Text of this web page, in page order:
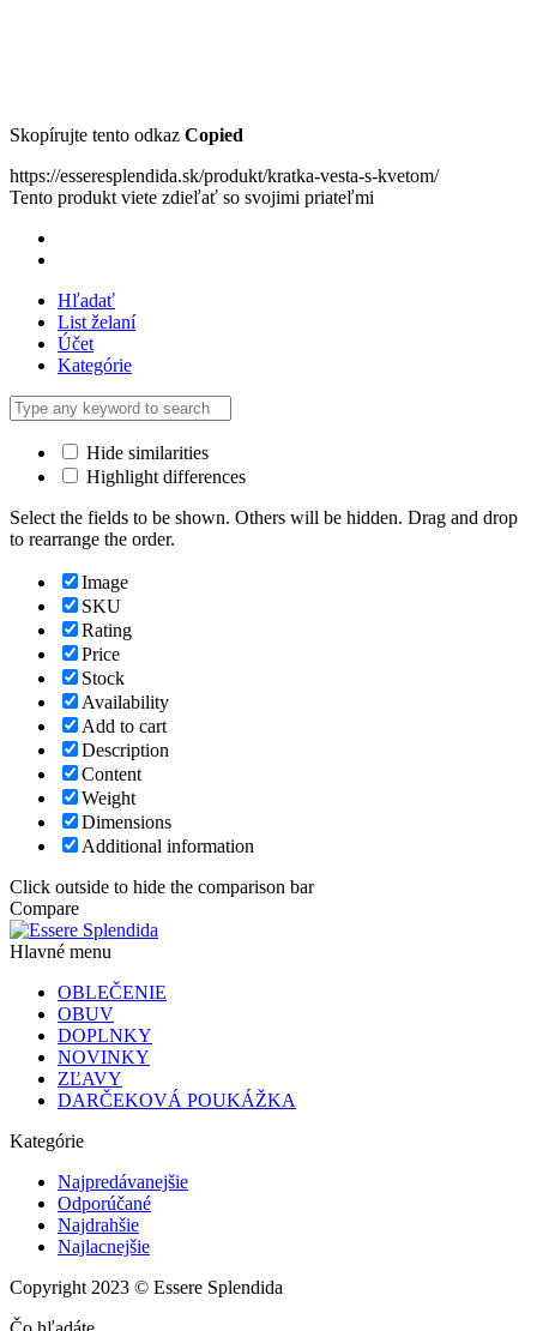
Skopírujte tento odkaz Copied
https://esseresplendida.sk/produkt/kratka-vesta-s-kvetom/
Tento produkt viete zdieľať so svojimi priateľmi
Hľadať
List želaní
Účet
Kategórie
Hide similarities
Highlight differences
Select the fields to be shown. Others will be hidden. Drag and drop
to rearrange the order.
Image
SKU
Rating
Price
Stock
Availability
Add to cart
Description
Content
Weight
Dimensions
Additional information
Click outside to hide the comparison bar
Compare
Hlavné menu
OBLEČENIE
OBUV
DOPLNKY
NOVINKY
ZĽAVY
DARČEKOVÁ POUKÁŽKA
Kategórie
Najpredávanejšie
Odporúčané
Najdrahšie
Najlacnejšie
Copyright 2023 © Essere Splendida